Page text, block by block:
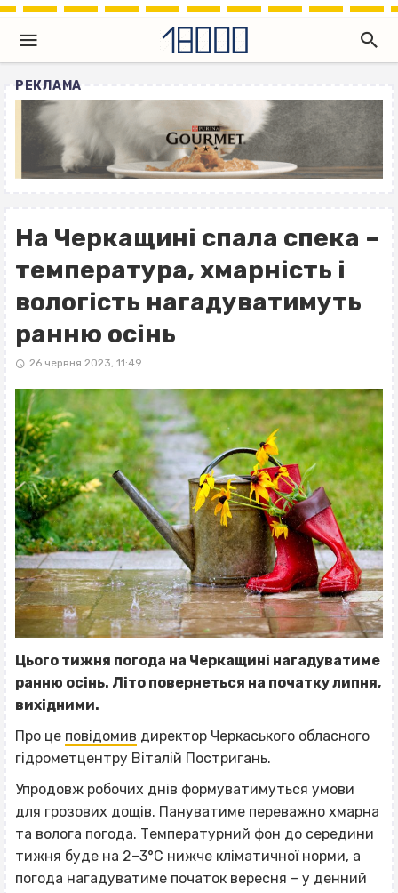
РЕКЛАМА
На Черкащині спала спека –
температура, хмарність і
вологість нагадуватимуть
ранню осінь
26 червня 2023, 11:49
Цього тижня погода на Черкащині нагадуватиме
ранню осінь. Літо повернеться на початку липня,
вихідними.
Про це повідомив директор Черкаського обласного
гідрометцентру Віталій Постригань.
Упродовж робочих днів формуватимуться умови
для грозових дощів. Пануватиме переважно хмарна
та волога погода. Температурний фон до середини
тижня буде на 2–3°С нижче кліматичної норми, а
погода нагадуватиме початок вересня – у денний